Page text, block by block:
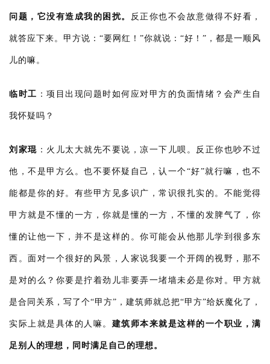
问题，它没有造成我的困扰。 反正你也不会故意做得不好看，
就答应下来。甲方说：“要网红！”你就说：“好！”，都是一顺风
儿的嘛。
临时工 ： 项目出现问题时如何应对甲方的负面情绪？会产生自
我怀疑吗？
刘家琨 ： 火儿太大就先不要说，凉一下儿呗。反正你也吵不过
他，不是甲方么。也不要怀疑自己，认一个“好”就行嘛，也不
能都是你的好。有些甲方见多识广，常识很扎实的。不能觉得
甲方就是不懂的一方，你就是懂的一方，不懂的发脾气了，你
懂的让他一下，并不是这样的。你可能会从他那儿学到很多东
西。面对一个很好的风景，人家说我要一个开阔的视野，那不
是对的么？你要是拧着劲儿非要弄一堵墙未必是你对。甲方就
是合同关系，写了个“甲方”，建筑师就总把“甲方”给妖魔化了，
实际上就是具体的人嘛。 建筑师本来就是这样的一个职业，满
足别人的理想，同时满足自己的理想。